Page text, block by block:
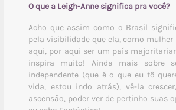
O que a Leigh-Anne significa pra você?
Acho que assim como o Brasil
pela visibilidade que ela, como mulher
aqui, por aqui ser um país
inspira muito! Ainda mais sobre
independente (que é o que eu tô
vida, estou indo atrás), vê-la
ascensão, poder ver de pertinho suas